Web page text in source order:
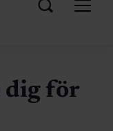
dig för